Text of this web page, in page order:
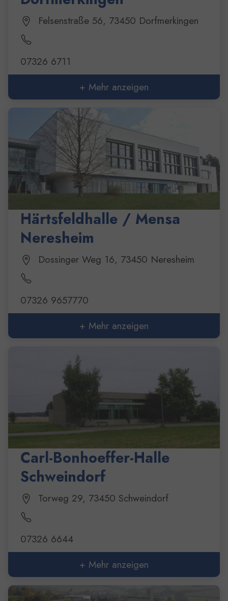
Felsenstraße 56, 73450 Dorfmerkingen
07326 6711
+ Mehr anzeigen
Härtsfeldhalle / Mensa
Neresheim
Dossinger Weg 16, 73450 Neresheim
07326 9657770
+ Mehr anzeigen
Carl-Bonhoeffer-Halle
Schweindorf
Torweg 29, 73450 Schweindorf
07326 6644
+ Mehr anzeigen